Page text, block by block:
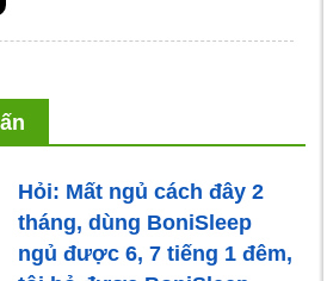
Hỏi: Mất ngủ cách đây 2
tháng, dùng BoniSleep
ngủ được 6, 7 tiếng 1 đêm,